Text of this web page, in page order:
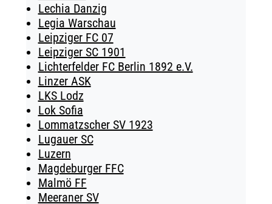
Lechia Danzig
Legia Warschau
Leipziger FC 07
Leipziger SC 1901
Lichterfelder FC Berlin 1892 e.V.
Linzer ASK
LKS Lodz
Lok Sofia
Lommatzscher SV 1923
Lugauer SC
Luzern
Magdeburger FFC
Malmö FF
Meeraner SV